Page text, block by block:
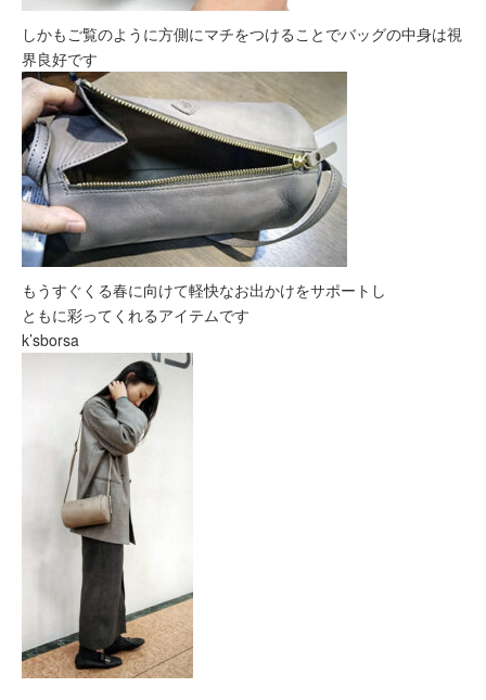
しかもご覧のように方側にマチをつけることでバッグの中身は視
界良好です
もうすぐくる春に向けて軽快なお出かけをサポートし
ともに彩ってくれるアイテムです
k’sborsa